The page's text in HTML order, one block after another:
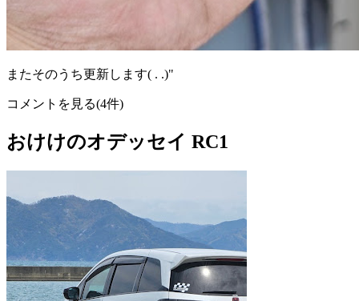
またそのうち更新します‪( . .)"‬
コメントを見る(4件)
おけけのオデッセイ RC1